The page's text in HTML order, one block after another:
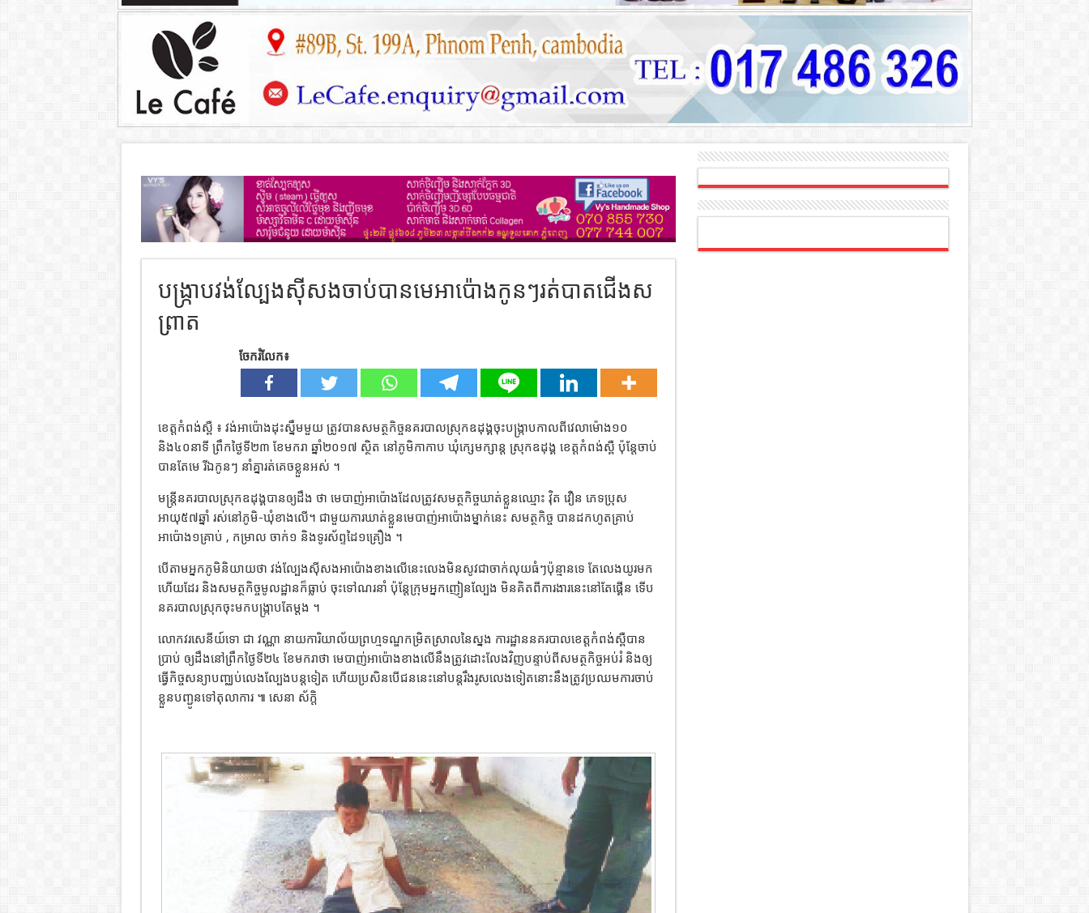
បង្ក្រាបវង់ល្បែងសុីសងចាប់បានមេអាប៉ោងកូនៗរត់បាតជើងស
ព្រាត
ចែករំលែក៖
ខេត្តកំពង់ស្ពឺ ៖ វង់អាប៉ោងដុះស្នឹមមួយ ត្រូវបានសមត្ថកិច្ចនគរបាលស្រុកឧដុង្គចុះបង្ក្រាបកាលពីវេលាម៉ោង១០
និង៤០នាទី ព្រឹកថ្ងៃទី២៣ ខែមករា ឆ្នាំ២០១៧ ស្ថិត នៅភូមិកាកាប ឃុំក្សេមក្សាន្ត ស្រុកឧដុង្គ ខេត្តកំពង់ស្ពឺ ប៉ុន្តែចាប់
បានតែមេ រីឯកូនៗ នាំគ្នារត់គេចខ្លួនអស់ ។
មន្រ្តីនគរបាលស្រុកឧដុង្គបានឲ្យដឹង ថា មេបាញ់អាប៉ោងដែលត្រូវសមត្ថកិច្ចឃាត់ខ្លួនឈ្មោះ វុិត វឿន ភេទប្រុស
អាយុ៥៧ឆ្នាំ រស់នៅភូមិ-ឃុំខាងលើ។ ជាមួយការឃាត់ខ្លួនមេបាញ់អាប៉ោងម្នាក់នេះ សមត្ថកិច្ច បានដកហូតគ្រាប់
អាប៉ោង១គ្រាប់ , កម្រាល ចាក់១ និងទូរស័ព្ទដៃ១គ្រឿង ។
បើតាមអ្នកភូមិនិយាយថា វង់ល្បែងសុីសងអាប៉ោងខាងលើនេះលេងមិនសូវជាចាក់លុយធំៗប៉ុន្មានទេ តែលេងយូរមក
ហើយដែរ និងសមត្ថកិច្ចមូលដ្ឋានក៏ធ្លាប់ ចុះទៅណរនាំ ប៉ុន្តែក្រុមអ្នកញៀនល្បែង មិនគិតពីការងារនេះនៅតែផ្គើន ទើប
នគរបាលស្រុកចុះមកបង្ក្រាបតែម្តង ។
លោកវរសេនីយ៍ទោ ជា វណ្ណា នាយការិយាល័យព្រហ្មទណ្ឌកម្រិតស្រាលនៃស្នង ការដ្ឋាននគរបាលខេត្តកំពង់ស្ពឺបាន
ប្រាប់ ឲ្យដឹងនៅព្រឹកថ្ងៃទី២៤ ខែមករាថា មេបាញ់អាប៉ោងខាងលើនឹងត្រូវដោះលែងវិញបន្ទាប់ពីសមត្ថកិច្ចអប់រំ និងឲ្យ
ធ្វើកិច្ចសន្យាបញ្ឈប់លេងល្បែងបន្តទៀត ហើយប្រសិនបើជននេះនៅបន្តរឹងរូសលេងទៀតនោះនឹងត្រូវប្រឈមការចាប់
ខ្លួនបញ្ជូនទៅតុលាការ ៕ សេនា ស័ក្តិ